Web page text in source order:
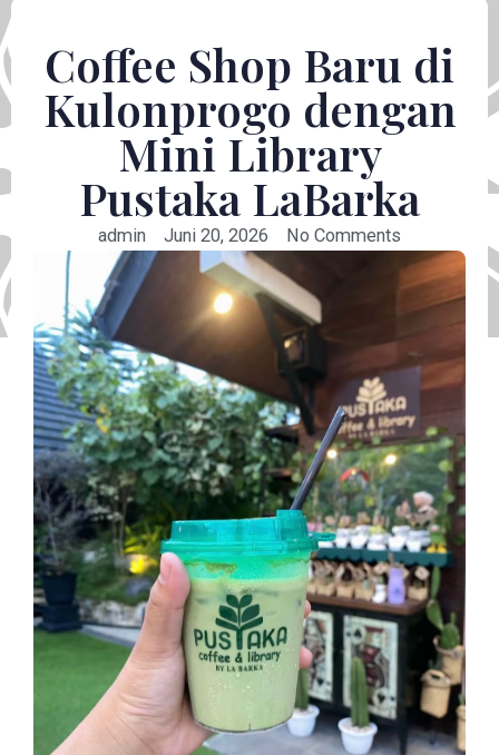
Coffee Shop Baru di
Kulonprogo dengan
Mini Library
Pustaka LaBarka
admin Juni 20, 2026 No Comments